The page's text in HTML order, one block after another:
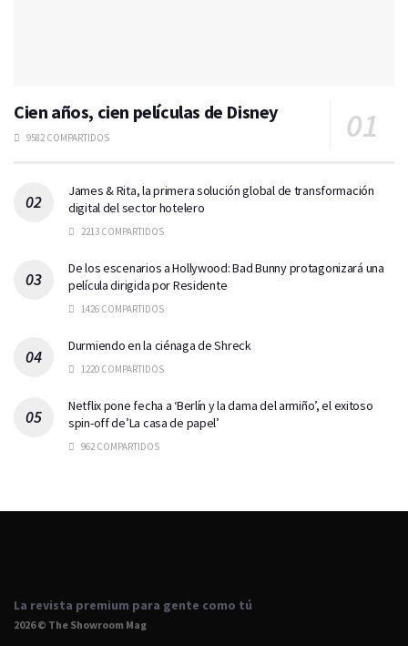
Cien años, cien películas de Disney
9582 COMPARTIDOS
James & Rita, la primera solución global de transformación
digital del sector hotelero
2213 COMPARTIDOS
De los escenarios a Hollywood: Bad Bunny protagonizará una
película dirigida por Residente
1426 COMPARTIDOS
Durmiendo en la ciénaga de Shreck
1220 COMPARTIDOS
Netflix pone fecha a ‘Berlín y la dama del armiño’, el exitoso
spin-off de’La casa de papel’
962 COMPARTIDOS
La revista premium para gente como tú
2026 © The Showroom Mag